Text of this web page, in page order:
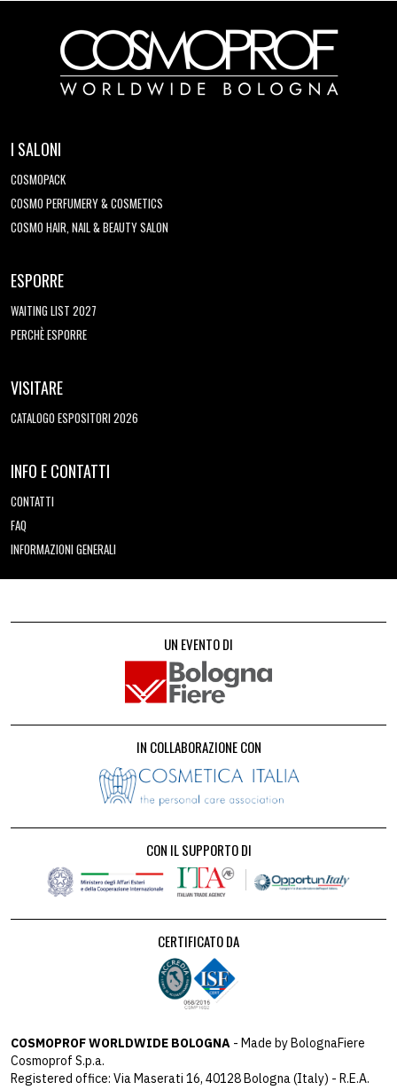
I SALONI
COSMOPACK
COSMO PERFUMERY & COSMETICS
COSMO HAIR, NAIL & BEAUTY SALON
ESPORRE
WAITING LIST 2027
PERCHÈ ESPORRE
VISITARE
CATALOGO ESPOSITORI 2026
INFO E CONTATTI
CONTATTI
FAQ
INFORMAZIONI GENERALI
UN EVENTO DI
IN COLLABORAZIONE CON
CON IL SUPPORTO DI
CERTIFICATO DA
COSMOPROF WORLDWIDE BOLOGNA - Made by BolognaFiere
Cosmoprof S.p.a.
Registered office: Via Maserati 16, 40128 Bologna (Italy) - R.E.A.